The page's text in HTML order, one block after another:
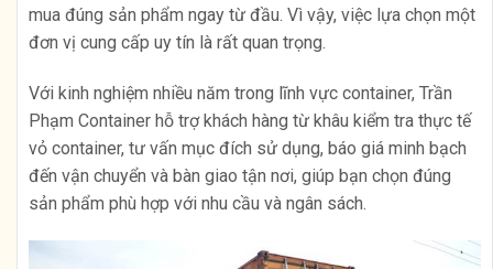
mua đúng sản phẩm ngay từ đầu. Vì vậy, việc lựa chọn một
đơn vị cung cấp uy tín là rất quan trọng.
Với kinh nghiệm nhiều năm trong lĩnh vực container, Trần
Phạm Container hỗ trợ khách hàng từ khâu kiểm tra thực tế
vỏ container, tư vấn mục đích sử dụng, báo giá minh bạch
đến vận chuyển và bàn giao tận nơi, giúp bạn chọn đúng
sản phẩm phù hợp với nhu cầu và ngân sách.